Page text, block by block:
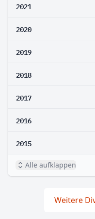
2021
2020
2019
2018
2017
2016
2015
Alle aufklappen
Weitere